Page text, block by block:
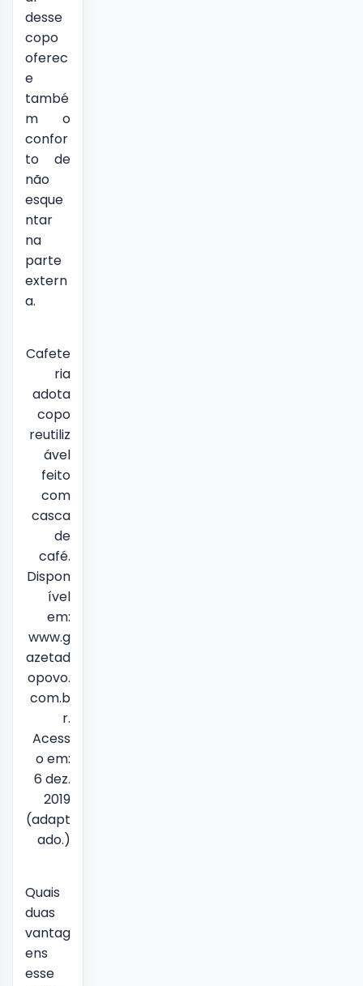
desse
copo
oferec
e
també
m o
confor
to de
não
esque
ntar
na
parte
extern
a.
Cafete
ria
adota
copo
reutiliz
ável
feito
com
casca
de
café.
Dispon
ível
em:
www.g
azetad
opovo.
com.b
r.
Acess
o em:
6 dez.
2019
(adapt
ado.)
Quais
duas
vantag
ens
esse